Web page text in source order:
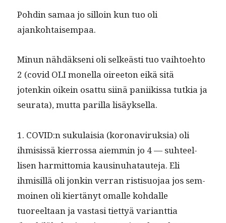
Pohdin samaa jo sil­loin kun tuo oli
ajankohtaisempaa.
Min­un nähdäk­seni oli selkeästi tuo vai­h­toe­hto
2 (covid OLI monel­la oiree­ton eikä sitä
jotenkin oikein osat­tu siinä pani­ikissa tutkia ja
seu­ra­ta), mut­ta par­il­la lisäyksella.
1. COVID:n suku­laisia (koron­aviruk­sia) oli
ihmi­sis­sä kier­rossa aiem­min jo 4 — suh­teel­
lisen har­mit­to­mia kaus­in­uhataute­ja. Eli
ihmisil­lä oli jonkin ver­ran ris­tisuo­jaa jos sem­
moinen oli kiertänyt oma­lle kohdalle
tuoreeltaan ja vas­tasi tiet­tyä vari­ant­tia